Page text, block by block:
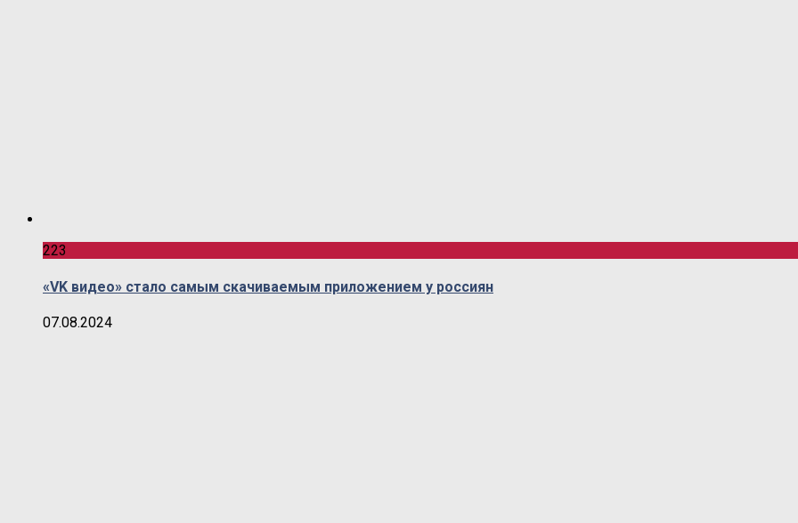
223
«VK видео» стало самым скачиваемым приложением у россиян
07.08.2024